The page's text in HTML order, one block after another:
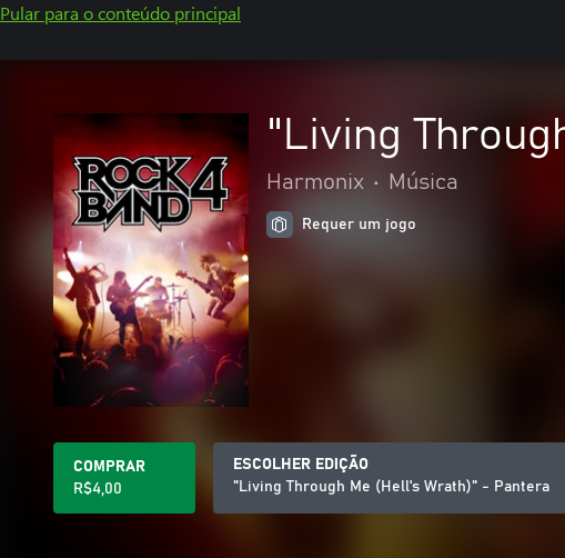
Pular para o conteúdo principal
"Living
Harmonix • Música
Requer um jogo
COMPRAR
R$4,00
ESCOLHER EDIÇÃO
"Living Through Me (Hell's Wrath)" - Pantera